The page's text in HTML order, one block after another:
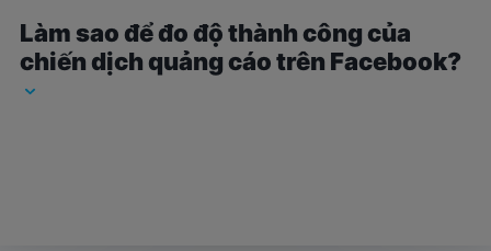
Làm sao để đo độ thành công của
chiến dịch quảng cáo trên Facebook?